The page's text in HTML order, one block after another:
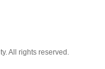
All rights reserved.